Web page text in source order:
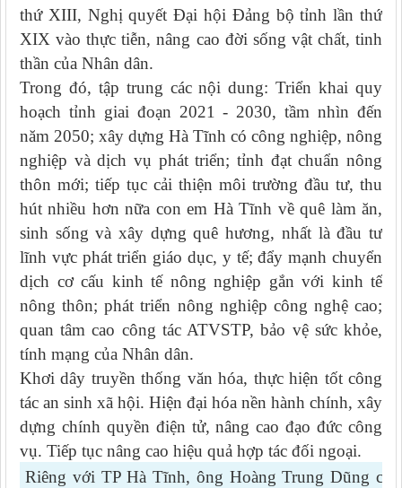
thứ XIII, Nghị quyết Đại hội Đảng bộ tỉnh lần thứ
XIX vào thực tiễn, nâng cao đời sống vật chất, tinh
thần của Nhân dân.
Trong đó, tập trung các nội dung: Triển khai quy
hoạch tỉnh giai đoạn 2021 - 2030, tầm nhìn đến
năm 2050; xây dựng Hà Tĩnh có công nghiệp, nông
nghiệp và dịch vụ phát triển; tỉnh đạt chuẩn nông
thôn mới; tiếp tục cải thiện môi trường đầu tư, thu
hút nhiều hơn nữa con em Hà Tĩnh về quê làm ăn,
sinh sống và xây dựng quê hương, nhất là đầu tư
lĩnh vực phát triển giáo dục, y tế; đẩy mạnh chuyển
dịch cơ cấu kinh tế nông nghiệp gắn với kinh tế
nông thôn; phát triển nông nghiệp công nghệ cao;
quan tâm cao công tác ATVSTP, bảo vệ sức khỏe,
tính mạng của Nhân dân.
Khơi dây truyền thống văn hóa, thực hiện tốt công
tác an sinh xã hội. Hiện đại hóa nền hành chính, xây
dựng chính quyền điện tử, nâng cao đạo đức công
vụ. Tiếp tục nâng cao hiệu quả hợp tác đối ngoại.
Riêng với TP Hà Tĩnh, ông Hoàng Trung Dũng